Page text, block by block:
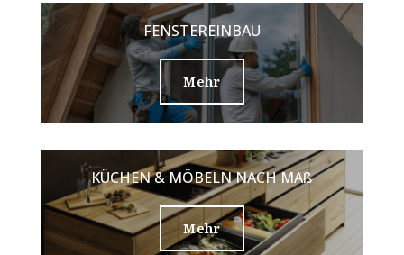
FENSTEREINBAU
Mehr
KÜCHEN & MÖBELN NACH MAß
Mehr